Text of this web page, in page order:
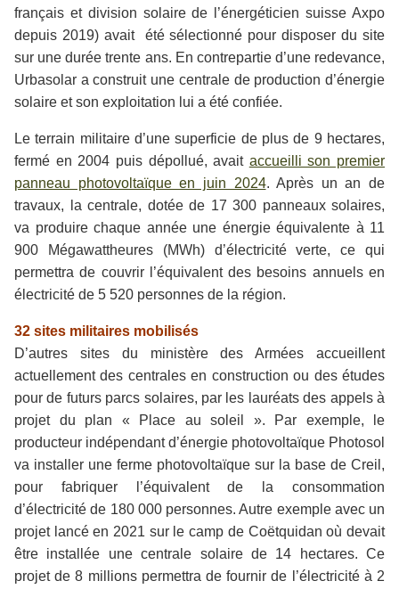
français et division solaire de l’énergéticien suisse Axpo
depuis 2019) avait été sélectionné pour disposer du site
sur une durée trente ans. En contrepartie d’une redevance,
Urbasolar a construit une centrale de production d’énergie
solaire et son exploitation lui a été confiée.
Le terrain militaire d’une superficie de plus de 9 hectares,
fermé en 2004 puis dépollué, avait accueilli son premier
panneau photovoltaïque en juin 2024. Après un an de
travaux, la centrale, dotée de 17 300 panneaux solaires,
va produire chaque année une énergie équivalente à 11
900 Mégawattheures (MWh) d’électricité verte, ce qui
permettra de couvrir l’équivalent des besoins annuels en
électricité de 5 520 personnes de la région.
32 sites militaires mobilisés
D’autres sites du ministère des Armées accueillent
actuellement des centrales en construction ou des études
pour de futurs parcs solaires, par les lauréats des appels à
projet du plan « Place au soleil ». Par exemple, le
producteur indépendant d’énergie photovoltaïque Photosol
va installer une ferme photovoltaïque sur la base de Creil,
pour fabriquer l’équivalent de la consommation
d’électricité de 180 000 personnes. Autre exemple avec un
projet lancé en 2021 sur le camp de Coëtquidan où devait
être installée une centrale solaire de 14 hectares. Ce
projet de 8 millions permettra de fournir de l’électricité à 2